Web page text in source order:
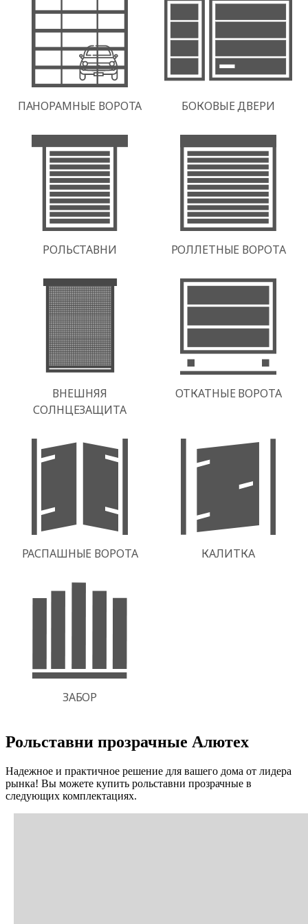
Рольставни прозрачные Алютех
Надежное и практичное решение для вашего дома от лидера
рынка! Вы можете купить рольставни прозрачные в
следующих комплектациях.